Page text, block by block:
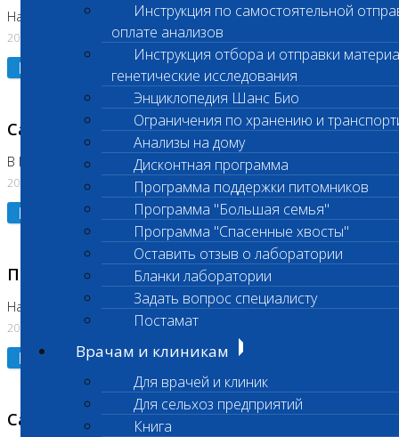
Инструкция по самостоятельной
оплате анализов
Инструкция отбора и отправки
генетические исследования
Энциклопедия Шанс Био
Ограничения по хранению и
Анализы на дому
Дисконтная программа
Программа поддержки питомников
Программа "Большая семья"
Программа "Спасенные хвосты"
Оставить отзыв о лаборатории
Бланки лаборатории
Задать вопрос специалисту
Постамат
Врачам и клиникам
Для врачей и клиник
Для сельхоз предприятий
Книга
На Нагорной
20.07.2026
Подробнее
Санитарный день
В Коломне 20.07.2026
20.07.2026
Подробнее
Приостановлено выполнение исследования
На Нагорной
20.07.2026
Подробнее
Санитарный день